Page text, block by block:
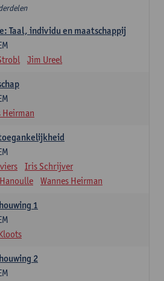
Taal, individu en maatschappij
Jim Ureel
Heirman
Iris Schrijver
Wannes Heirman
1
2